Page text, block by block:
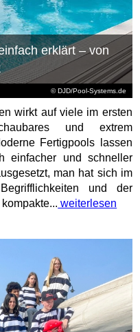
© DJD/Pool-Systems.de
erklärt – von
wirkt auf viele im ersten
und extrem
Fertigpools lassen
einfacher und schneller
man hat sich im
und der
weiterlesen